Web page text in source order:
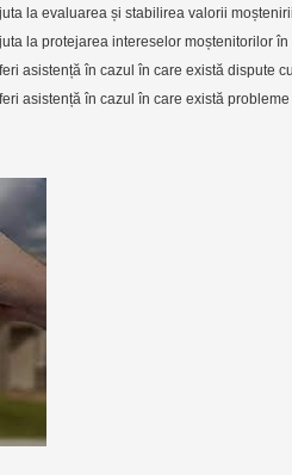
la evaluarea și stabilirea valorii moștenirii.
la protejarea intereselor moștenitorilor în
asistență în cazul în care există dispute
asistență în cazul în care există